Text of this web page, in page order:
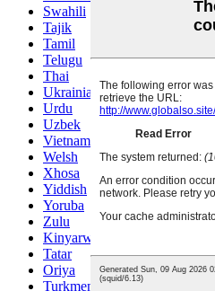
Swahili
Tajik
Tamil
Telugu
Thai
Ukrainian
Urdu
Uzbek
Vietnamese
Welsh
Xhosa
Yiddish
Yoruba
Zulu
Kinyarwanda
Tatar
Oriya
Turkmen